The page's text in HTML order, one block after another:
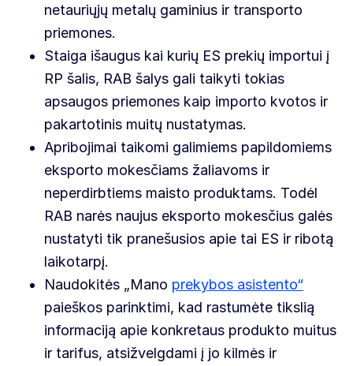
netauriųjų metalų gaminius ir transporto
priemones.
Staiga išaugus kai kurių ES prekių importui į
RP šalis, RAB šalys gali taikyti tokias
apsaugos priemones kaip importo kvotos ir
pakartotinis muitų nustatymas.
Apribojimai taikomi galimiems papildomiems
eksporto mokesčiams žaliavoms ir
neperdirbtiems maisto produktams. Todėl
RAB narės naujus eksporto mokesčius galės
nustatyti tik pranešusios apie tai ES ir ribotą
laikotarpį.
Naudokitės „Mano prekybos asistento“
paieškos parinktimi, kad rastumėte tikslią
informaciją apie konkretaus produkto muitus
ir tarifus, atsižvelgdami į jo kilmės ir